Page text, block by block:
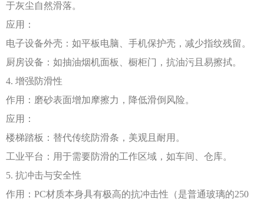
于灰尘自然滑落。
应用：
电子设备外壳：如平板电脑、手机保护壳，减少指纹残留。
厨房设备：如抽油烟机面板、橱柜门，抗油污且易擦拭。
4. 增强防滑性
作用：磨砂表面增加摩擦力，降低滑倒风险。
应用：
楼梯踏板：替代传统防滑条，美观且耐用。
工业平台：用于需要防滑的工作区域，如车间、仓库。
5. 抗冲击与安全性
作用： PC材质本身具有极高的抗冲击性（是普通玻璃的250